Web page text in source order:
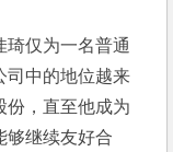
琦仅为一名普通
司中的地位越来
份，直至他成为
够继续友好合